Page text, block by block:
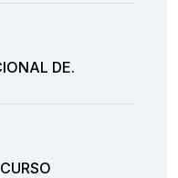
DE.